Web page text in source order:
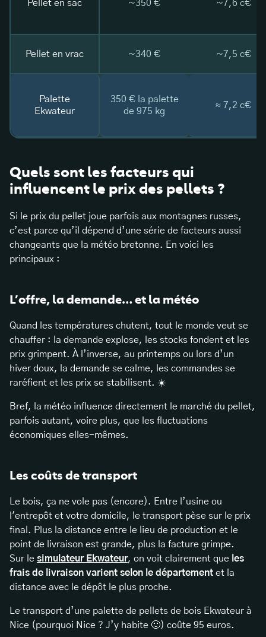
Pellet en sac ~350 € ~7,6 c€
Pellet en vrac ~340 € ~7,5 c€
Palette
Ekwateur
350 € la palette
de 975 kg
≈ 7,2 c€
Quels sont les facteurs qui
influencent le prix des pellets ?
Si le prix du pellet joue parfois aux montagnes russes,
c’est parce qu’il dépend d’une série de facteurs aussi
changeants que la météo bretonne. En voici les
principaux :
L’offre, la demande… et la météo
Quand les températures chutent, tout le monde veut se
chauffer : la demande explose, les stocks fondent et les
prix grimpent. À l’inverse, au printemps ou lors d’un
hiver doux, la demande se calme, les commandes se
raréfient et les prix se stabilisent. ☀️
Bref, la météo influence directement le marché du pellet,
parfois autant, voire plus, que les fluctuations
économiques elles-mêmes.
Les coûts de transport
Le bois, ça ne vole pas (encore). Entre l’usine ou
l'entrepôt et votre domicile, le transport pèse sur le prix
final. Plus la distance entre le lieu de production et le
point de livraison est grande, plus la facture grimpe.
Sur le simulateur Ekwateur, on voit clairement que les
frais de livraison varient selon le département et la
distance avec le dépôt le plus proche.
Le transport d’une palette de pellets de bois Ekwateur à
Nice (pourquoi Nice ? J’y habite 🙂) coûte 95 euros.